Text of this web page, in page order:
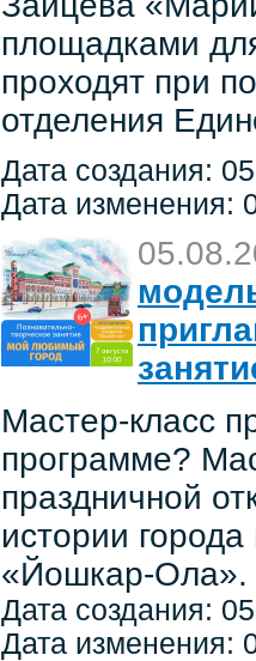
площадками
проходят при
отделения
Дата создания:
Дата изменения:
Мастер-класс
программе?
праздничной
истории
«Йошкар-Ола».
Дата создания:
Дата изменения: